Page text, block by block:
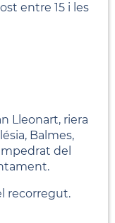
entre 15 i les
Lleonart, riera
Balmes,
del
recorregut.